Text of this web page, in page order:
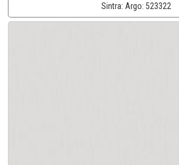
Sintra: Argo: 523322